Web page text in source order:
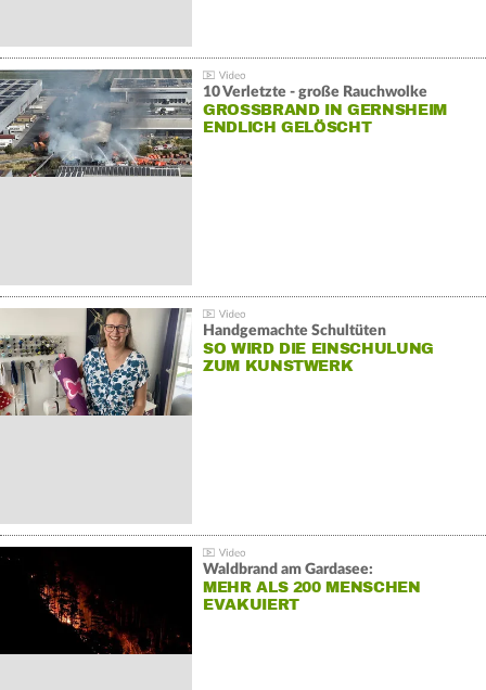
10 Verletzte - große Rauchwolke
GROSSBRAND IN GERNSHEIM E
NDLICH GELÖSCHT
Handgemachte Schultüten
SO WIRD DIE EINSCHULUNG
ZUM KUNSTWERK
Waldbrand am Gardasee:
MEHR ALS 200 MENSCHEN
EVAKUIERT